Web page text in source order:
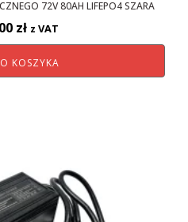
72V 80AH LIFEPO4 SZARA
zł z VAT
KOSZYKA